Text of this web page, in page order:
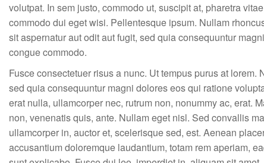
volutpat. In sem justo, commodo ut, suscipit at, pharetra
commodo dui eget wisi. Pellentesque ipsum. Nullam
sit aspernatur aut odit aut fugit, sed quia consequuntur
congue commodo.
Fusce consectetuer risus a nunc. Ut tempus purus at
sed quia consequuntur magni dolores eos qui ratione
erat nulla, ullamcorper nec, rutrum non, nonummy ac, erat.
non, venenatis quis, ante. Nullam eget nisl. Sed convallis
ullamcorper in, auctor et, scelerisque sed, est. Aenean
accusantium doloremque laudantium, totam rem aperiam,